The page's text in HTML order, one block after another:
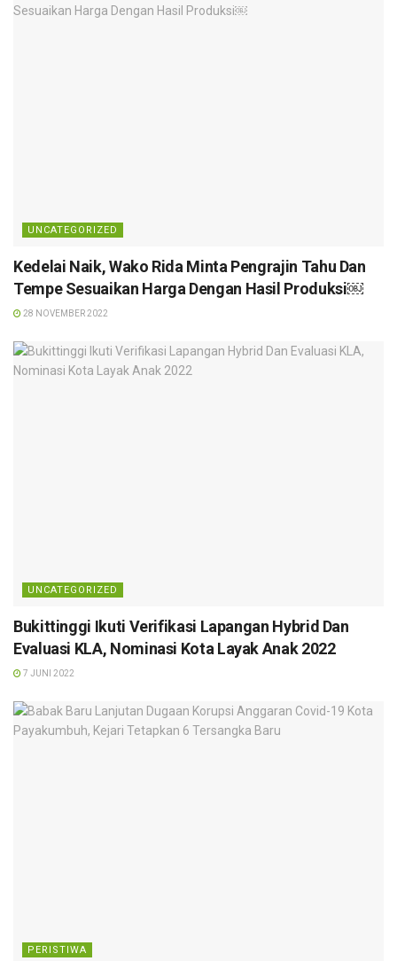
UNCATEGORIZED
Kedelai Naik, Wako Rida Minta Pengrajin Tahu Dan
Tempe Sesuaikan Harga Dengan Hasil Produksi￼
28 NOVEMBER 2022
UNCATEGORIZED
Bukittinggi Ikuti Verifikasi Lapangan Hybrid Dan
Evaluasi KLA, Nominasi Kota Layak Anak 2022
7 JUNI 2022
PERISTIWA